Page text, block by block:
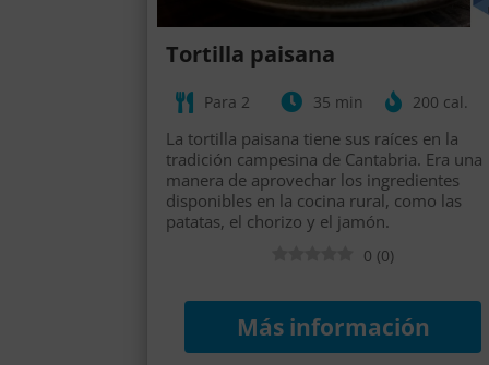
Tortilla paisana
Para 2 35 min 200 cal.
La tortilla paisana tiene sus raíces en la
tradición campesina de Cantabria. Era una
manera de aprovechar los ingredientes
disponibles en la cocina rural, como las
patatas, el chorizo y el jamón.
0 (0)
Más información